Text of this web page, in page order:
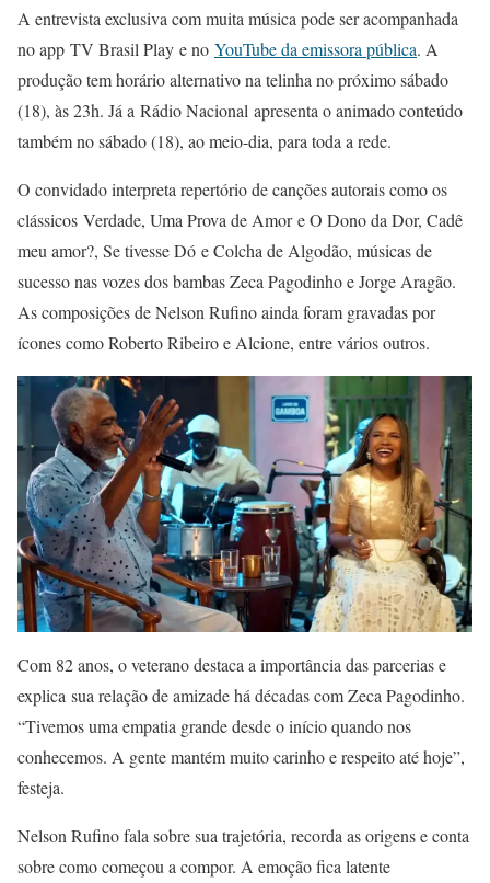
A entrevista exclusiva com muita música pode ser acompanhada
no app TV Brasil Play e no YouTube da emissora pública. A
produção tem horário alternativo na telinha no próximo sábado
(18), às 23h. Já a Rádio Nacional apresenta o animado conteúdo
também no sábado (18), ao meio-dia, para toda a rede.
O convidado interpreta repertório de canções autorais como os
clássicos Verdade, Uma Prova de Amor e O Dono da Dor, Cadê
meu amor?, Se tivesse Dó e Colcha de Algodão, músicas de
sucesso nas vozes dos bambas Zeca Pagodinho e Jorge Aragão.
As composições de Nelson Rufino ainda foram gravadas por
ícones como Roberto Ribeiro e Alcione, entre vários outros.
Com 82 anos, o veterano destaca a importância das parcerias e
explica sua relação de amizade há décadas com Zeca Pagodinho.
“Tivemos uma empatia grande desde o início quando nos
conhecemos. A gente mantém muito carinho e respeito até hoje”,
festeja.
Nelson Rufino fala sobre sua trajetória, recorda as origens e conta
sobre como começou a compor. A emoção fica latente